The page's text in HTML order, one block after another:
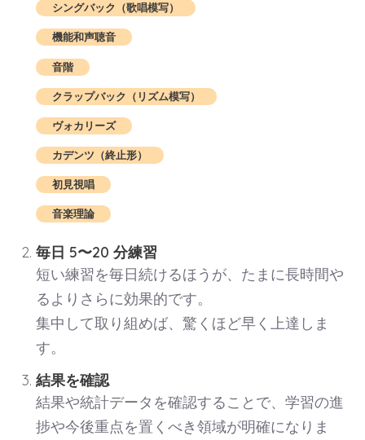
シングバック（歌唱模写）
機能和声聴音
音階
クラップバック（リズム模写）
ヴォカリーズ
カデンツ（終止形）
初見視唱
音楽理論
毎日 5〜20 分練習
短い練習を毎日続けるほうが、たまに長時間や
るよりさらに効果的です。
集中して取り組めば、驚くほど早く上達しま
す。
結果を確認
結果や統計データを確認することで、学習の進
捗や今後重点を置くべき領域が明確になりま